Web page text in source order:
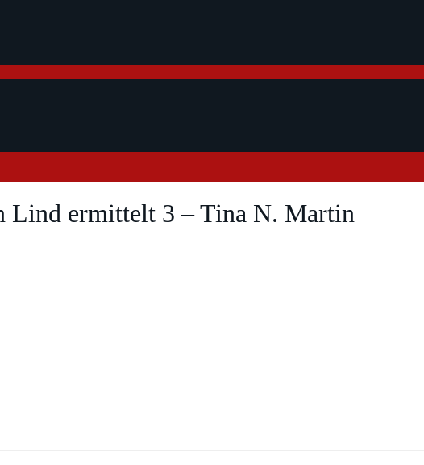
Lind ermittelt 3 – Tina N. Martin